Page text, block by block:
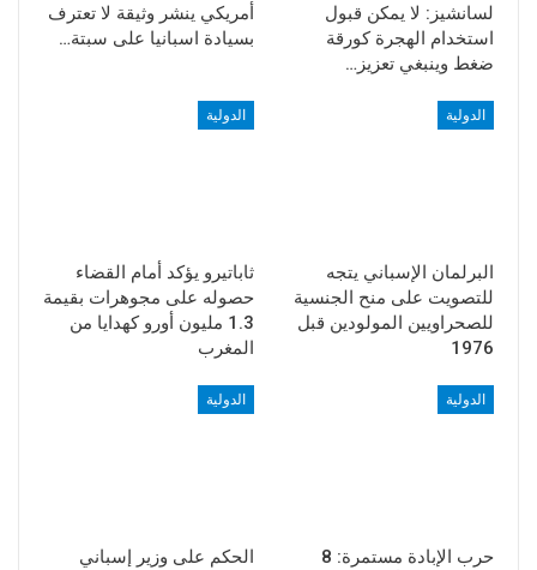
لسانشيز: لا يمكن قبول
استخدام الهجرة كورقة
ضغط وينبغي تعزيز…
أمريكي ينشر وثيقة لا تعترف
بسيادة اسبانيا على سبتة…
الدولية
البرلمان الإسباني يتجه
للتصويت على منح الجنسية
للصحراويين المولودين قبل
1976
الدولية
ثاباتيرو يؤكد أمام القضاء
حصوله على مجوهرات بقيمة
1.3 مليون أورو كهدايا من
المغرب
الدولية
حرب الإبادة مستمرة: 8
الدولية
الحكم على وزير إسباني